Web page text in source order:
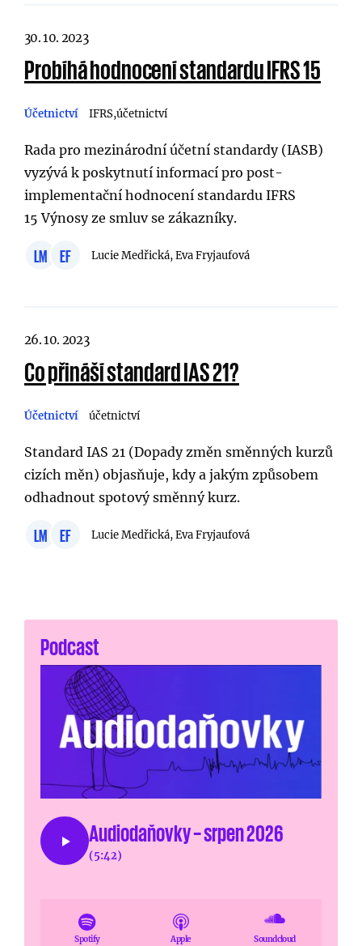
30. 10. 2023
Probíhá hodnocení standardu IFRS 15
Účetnictví IFRS účetnictví
Rada pro mezinárodní účetní standardy (IASB)
vyzývá k poskytnutí informací pro post-
implementační hodnocení standardu IFRS
15 Výnosy ze smluv se zákazníky.
LM EF Lucie Medřická, Eva Fryjaufová
26. 10. 2023
Co přináší standard IAS 21?
Účetnictví účetnictví
Standard IAS 21 (Dopady změn směnných kurzů
cizích měn) objasňuje, kdy a jakým způsobem
odhadnout spotový směnný kurz.
LM EF Lucie Medřická, Eva Fryjaufová
Podcast
Audiodaňovky – srpen 2026
(5:42)
Spotify Apple Soundcloud